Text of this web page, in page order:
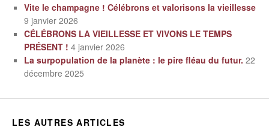
Vite le champagne ! Célébrons et valorisons la vieillesse
9 janvier 2026
CÉLÉBRONS LA VIEILLESSE ET VIVONS LE TEMPS
PRÉSENT ! 4 janvier 2026
La surpopulation de la planète : le pire fléau du futur. 22
décembre 2025
LES AUTRES ARTICLES